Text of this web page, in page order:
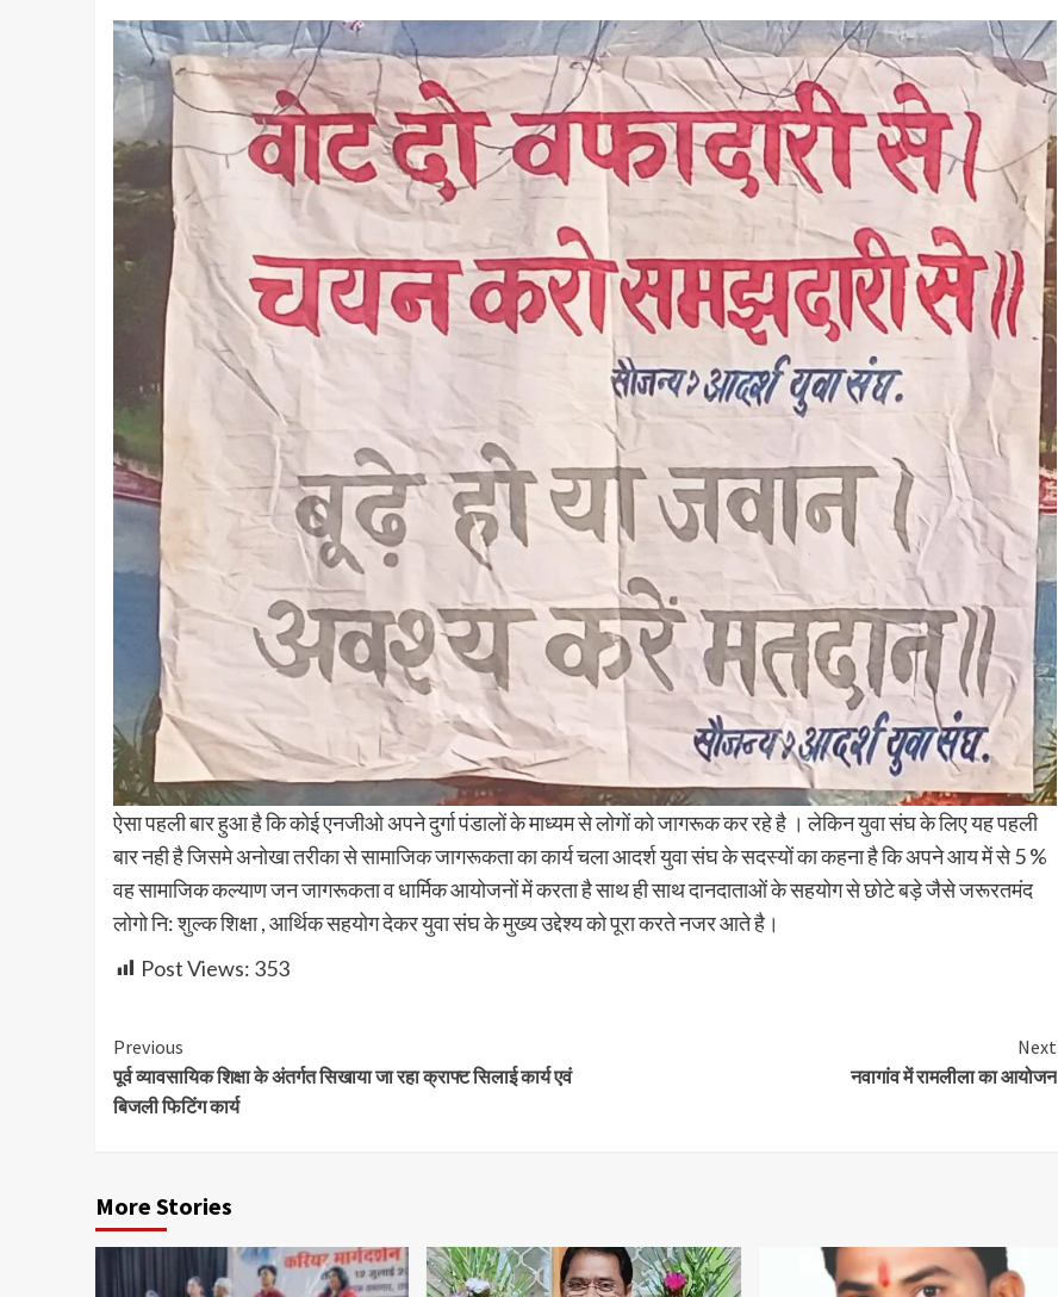
ऐसा पहली बार हुआ है कि कोई एनजीओ अपने दुर्गा पंडालों के माध्यम से लोगों को जागरूक कर रहे है । लेकिन युवा संघ के लिए यह पहली
बार नही है जिसमे अनोखा तरीका से सामाजिक जागरूकता का कार्य चला आदर्श युवा संघ के सदस्यों का कहना है कि अपने आय में से 5 %
वह सामाजिक कल्याण जन जागरूकता व धार्मिक आयोजनों में करता है साथ ही साथ दानदाताओं के सहयोग से छोटे बड़े जैसे जरूरतमंद
लोगो नि: शुल्क शिक्षा , आर्थिक सहयोग देकर युवा संघ के मुख्य उद्देश्य को पूरा करते नजर आते है।
Post Views: 353
Continue
Reading
Previous
पूर्व व्यावसायिक शिक्षा के अंतर्गत सिखाया जा रहा क्राफ्ट सिलाई कार्य एवं
बिजली फिटिंग कार्य
Next
नवागांव में रामलीला का आयोजन
More Stories